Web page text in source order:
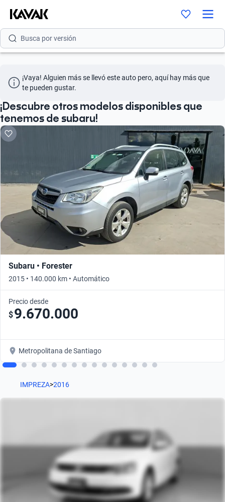
Busca por modelo
Busca por versión
Busca por marca
Busca por modelo
Busca por versión
¡Vaya! Alguien más se llevó este auto pero, aquí hay más que
te pueden gustar.
¡Descubre otros modelos disponibles que
tenemos de subaru!
Subaru • Forester
2015 • 140.000 km • Automático
Precio desde
$9.670.000
Metropolitana de Santiago
IMPREZA>2016